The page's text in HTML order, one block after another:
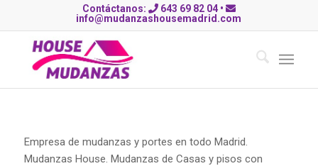
Contáctanos: 643 69 82 04•
info@mudanzashousemadrid.com
Empresa de mudanzas y portes en todo Madrid.
Mudanzas House. Mudanzas de Casas y pisos con